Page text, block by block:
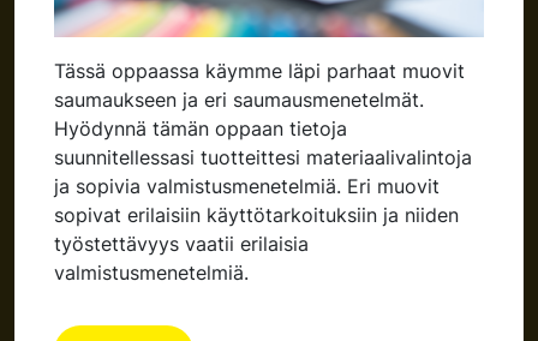
Tässä oppaassa käymme läpi parhaat muovit
saumaukseen ja eri saumausmenetelmät.
Hyödynnä tämän oppaan tietoja
suunnitellessasi tuotteittesi materiaalivalintoja
ja sopivia valmistusmenetelmiä. Eri muovit
sopivat erilaisiin käyttötarkoituksiin ja niiden
työstettävyys vaatii erilaisia
valmistusmenetelmiä.